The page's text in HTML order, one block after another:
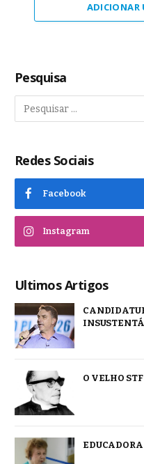
ADICIONAR
Pesquisa
Redes Sociais
Facebook
Instagram
Ultimos Artigos
O VELHO STF